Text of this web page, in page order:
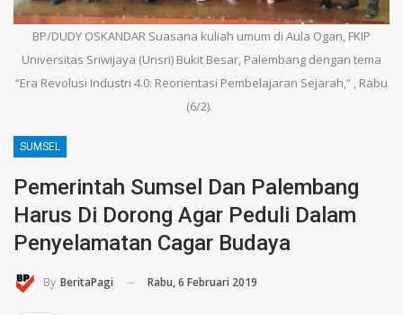
BP/DUDY OSKANDAR Suasana kuliah umum di Aula Ogan, FKIP
Universitas Sriwijaya (Unsri) Bukit Besar, Palembang dengan tema
“Era Revolusi Industri 4.0: Reorientasi Pembelajaran Sejarah,” , Rabu
(6/2).
SUMSEL
Pemerintah Sumsel Dan Palembang
Harus Di Dorong Agar Peduli Dalam
Penyelamatan Cagar Budaya
By BeritaPagi Rabu, 6 Februari 2019